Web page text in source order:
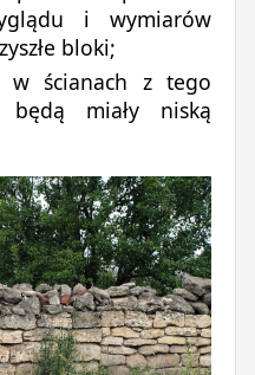
i wymiarów
bloki;
w ścianach z tego
będą miały niską